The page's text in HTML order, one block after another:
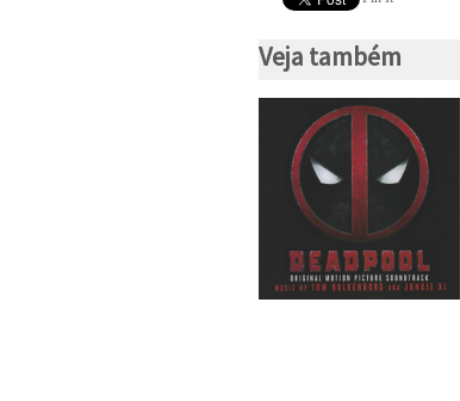
Veja também